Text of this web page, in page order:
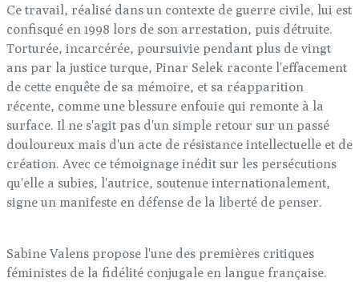
Ce travail, réalisé dans un contexte de guerre civile, lui est
confisqué en 1998 lors de son arrestation, puis détruite.
Torturée, incarcérée, poursuivie pendant plus de vingt
ans par la justice turque, Pinar Selek raconte l'effacement
de cette enquête de sa mémoire, et sa réapparition
récente, comme une blessure enfouie qui remonte à la
surface. Il ne s'agit pas d'un simple retour sur un passé
douloureux mais d'un acte de résistance intellectuelle et de
création. Avec ce témoignage inédit sur les persécutions
qu'elle a subies, l'autrice, soutenue internationalement,
signe un manifeste en défense de la liberté de penser.
Sabine Valens propose l'une des premières critiques
féministes de la fidélité conjugale en langue française.